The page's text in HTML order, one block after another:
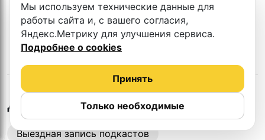
студии
Другие студии в Магадане
Выездная запись подкастов
Мы используем технические данные для
работы сайта и, с вашего согласия,
Яндекс.Метрику для улучшения сервиса.
Подробнее о cookies
Только необходимые
Принять